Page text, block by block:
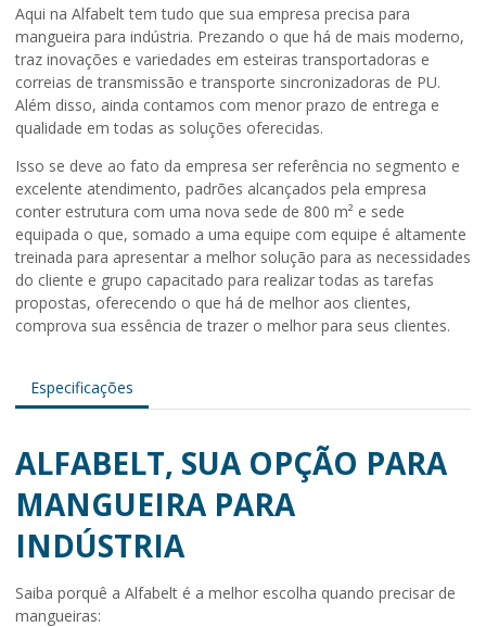
Aqui na Alfabelt tem tudo que sua empresa precisa para
mangueira para indústria. Prezando o que há de mais moderno,
traz inovações e variedades em esteiras transportadoras e
correias de transmissão e transporte sincronizadoras de PU.
Além disso, ainda contamos com menor prazo de entrega e
qualidade em todas as soluções oferecidas.
Isso se deve ao fato da empresa ser referência no segmento e
excelente atendimento, padrões alcançados pela empresa
conter estrutura com uma nova sede de 800 m² e sede
equipada o que, somado a uma equipe com equipe é altamente
treinada para apresentar a melhor solução para as necessidades
do cliente e grupo capacitado para realizar todas as tarefas
propostas, oferecendo o que há de melhor aos clientes,
comprova sua essência de trazer o melhor para seus clientes.
Especificações
ALFABELT, SUA OPÇÃO PARA
MANGUEIRA PARA
INDÚSTRIA
Saiba porquê a Alfabelt é a melhor escolha quando precisar de
mangueiras: